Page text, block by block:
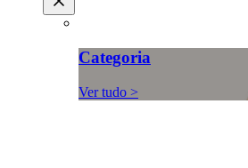
Categoria
Ver tudo >